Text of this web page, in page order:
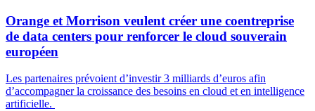
Orange et Morrison veulent créer une coentreprise
de data centers pour renforcer le cloud souverain
européen
Les partenaires prévoient d’investir 3 milliards d’euros afin
d’accompagner la croissance des besoins en cloud et en intelligence
artificielle.